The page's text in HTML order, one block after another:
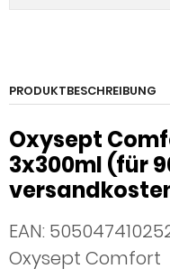
PRODUKTBESCHREIBUNG
Oxysept
3x300ml (für
EAN:
Oxysept Comfort